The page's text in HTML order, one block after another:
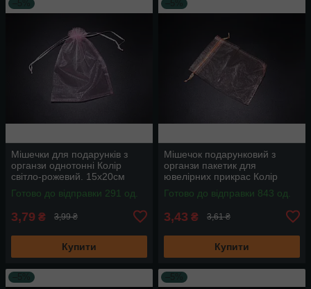
Мішечки для подарунків з
органзи однотонні Колір
світло-рожевий. 15х20см
Готово до відправки 291 од.
3,79 ₴ 3,99 ₴
Купити
Мішечок подарунковий з
органзи пакетик для
ювелірних прикрас Колір
оранж. 13х18см
Готово до відправки 843 од.
3,43 ₴ 3,61 ₴
Купити